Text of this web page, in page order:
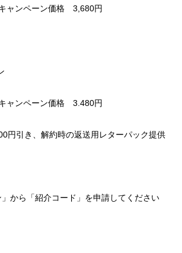
ンペーン価格 3,680円
ンペーン価格 3.480円
円引き、解約時の返送用レターパック提供
」から「紹介コード」を申請してください